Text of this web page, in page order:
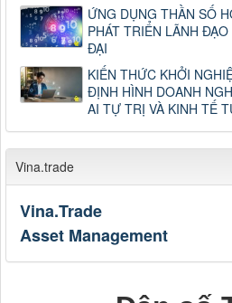
ỨNG DỤNG THẦN SỐ
PHÁT TRIỂN LÃNH
ĐẠI
KIẾN THỨC KHỞI
ĐỊNH HÌNH DOANH
AI TỰ TRỊ VÀ KINH TẾ
Vina.trade
Vina.Trade
Asset Management